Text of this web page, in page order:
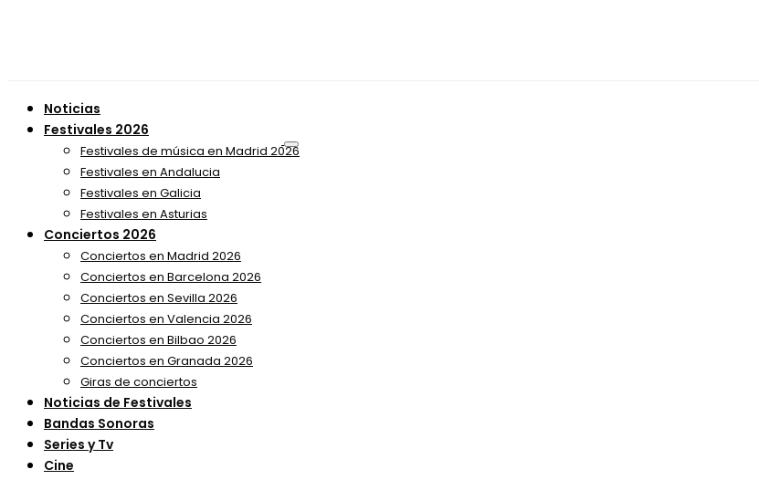
Noticias
Festivales 2026
Festivales de música en Madrid 2026
Festivales en Andalucia
Festivales en Galicia
Festivales en Asturias
Conciertos 2026
Conciertos en Madrid 2026
Conciertos en Barcelona 2026
Conciertos en Sevilla 2026
Conciertos en Valencia 2026
Conciertos en Bilbao 2026
Conciertos en Granada 2026
Giras de conciertos
Noticias de Festivales
Bandas Sonoras
Series y Tv
Cine